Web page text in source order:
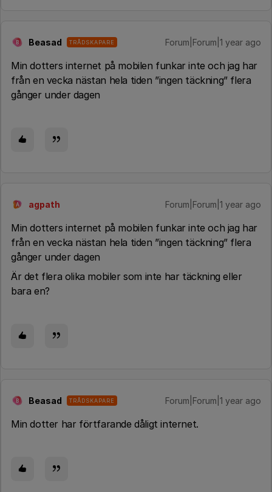
B Beasad TRÅDSKAPARE Forum|Forum|1 year ago
Min dotters internet på mobilen funkar inte och jag har
från en vecka nästan hela tiden ”ingen täckning” flera
gånger under dagen
A agpath Forum|Forum|1 year ago
Min dotters internet på mobilen funkar inte och jag har
från en vecka nästan hela tiden ”ingen täckning” flera
gånger under dagen
Är det flera olika mobiler som inte har täckning eller
bara en?
B Beasad TRÅDSKAPARE Forum|Forum|1 year ago
Min dotter har förtfarande dåligt internet.